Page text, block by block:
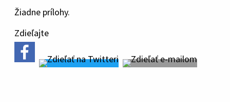
Žiadne prílohy.
Zdieľajte